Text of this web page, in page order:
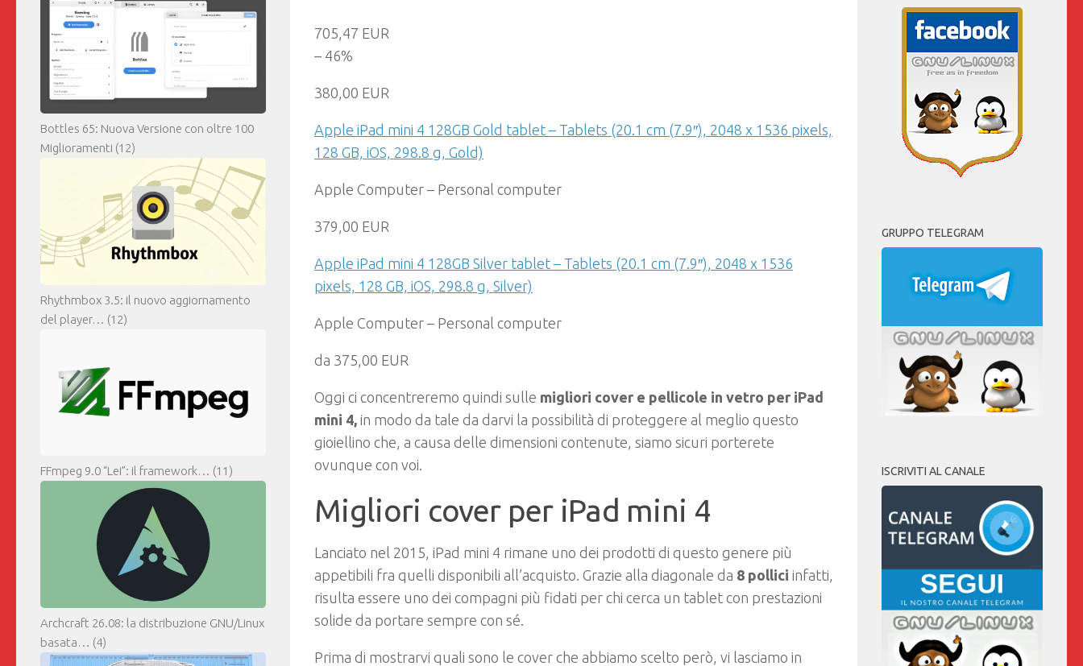
705,47 EUR
– 46%
380,00 EUR
Apple iPad mini 4 128GB Gold tablet – Tablets (20.1 cm (7.9″), 2048 x 1536 pixels,
128 GB, iOS, 298.8 g, Gold)
Apple Computer – Personal computer
379,00 EUR
Apple iPad mini 4 128GB Silver tablet – Tablets (20.1 cm (7.9″), 2048 x 1536
pixels, 128 GB, iOS, 298.8 g, Silver)
Apple Computer – Personal computer
da 375,00 EUR
Oggi ci concentreremo quindi sulle migliori cover e pellicole in vetro per iPad
mini 4, in modo da tale da darvi la possibilità di proteggere al meglio questo
gioiellino che, a causa delle dimensioni contenute, siamo sicuri porterete
ovunque con voi.
Migliori cover per iPad mini 4
Lanciato nel 2015, iPad mini 4 rimane uno dei prodotti di questo genere più
appetibili fra quelli disponibili all’acquisto. Grazie alla diagonale da 8 pollici infatti,
risulta essere uno dei compagni più fidati per chi cerca un tablet con prestazioni
solide da portare sempre con sé.
Prima di mostrarvi quali sono le cover che abbiamo scelto però, vi lasciamo in
Bottles 65: Nuova Versione con oltre 100
Miglioramenti (12)
Rhythmbox 3.5: il nuovo aggiornamento
del player… (12)
FFmpeg 9.0 “Lei”: il framework… (11)
Archcraft 26.08: la distribuzione GNU/Linux
basata… (4)
GRUPPO TELEGRAM
ISCRIVITI AL CANALE